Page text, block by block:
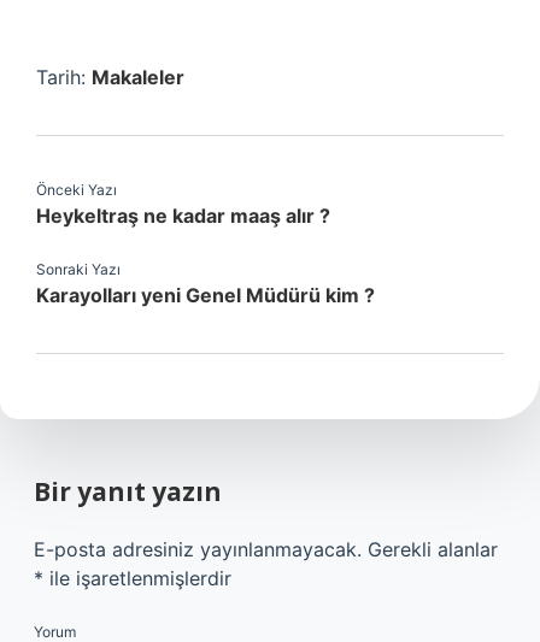
Tarih: Makaleler
Önceki Yazı
Heykeltraş ne kadar maaş alır ?
Sonraki Yazı
Karayolları yeni Genel Müdürü kim ?
Bir yanıt yazın
E-posta adresiniz yayınlanmayacak. Gerekli alanlar
* ile işaretlenmişlerdir
Yorum